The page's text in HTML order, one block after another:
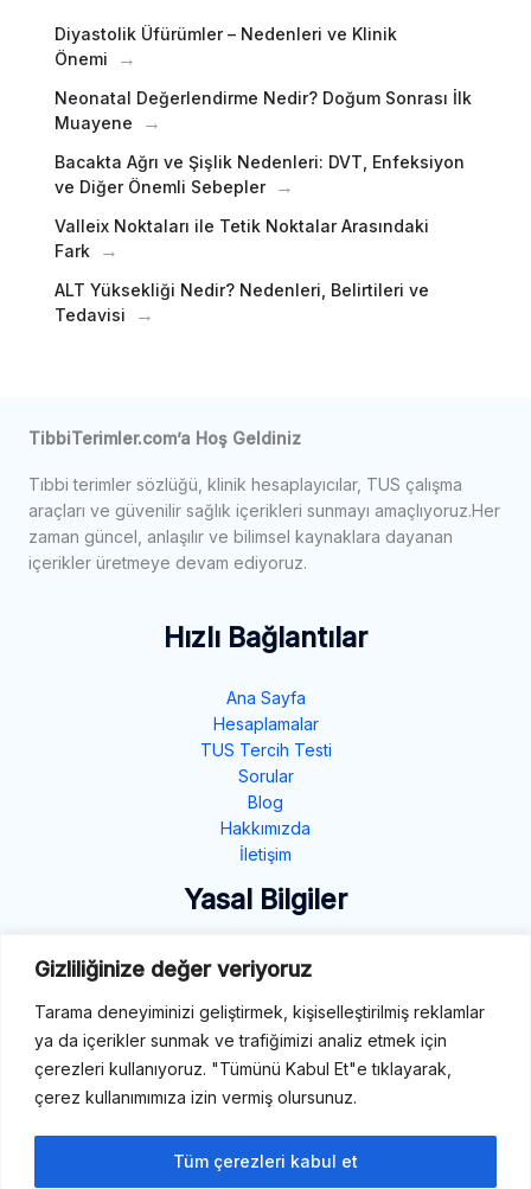
Gizliliğinize değer veriyoruz
Tarama deneyiminizi geliştirmek, kişiselleştirilmiş reklamlar
ya da içerikler sunmak ve trafiğimizi analiz etmek için
çerezleri kullanıyoruz. "Tümünü Kabul Et"e tıklayarak,
çerez kullanımımıza izin vermiş olursunuz.
Tüm çerezleri kabul et
Diyastolik Üfürümler – Nedenleri ve Klinik
Önemi
Neonatal Değerlendirme Nedir? Doğum Sonrası İlk
Muayene
Bacakta Ağrı ve Şişlik Nedenleri: DVT, Enfeksiyon
ve Diğer Önemli Sebepler
Valleix Noktaları ile Tetik Noktalar Arasındaki
Fark
ALT Yüksekliği Nedir? Nedenleri, Belirtileri ve
Tedavisi
TibbiTerimler.com’a Hoş Geldiniz
Tıbbi terimler sözlüğü, klinik hesaplayıcılar, TUS çalışma
araçları ve güvenilir sağlık içerikleri sunmayı amaçlıyoruz.Her
zaman güncel, anlaşılır ve bilimsel kaynaklara dayanan
içerikler üretmeye devam ediyoruz.
Hızlı Bağlantılar
Ana Sayfa
Hesaplamalar
TUS Tercih Testi
Sorular
Blog
Hakkımızda
İletişim
Yasal Bilgiler
Gizlilik Politikası
Çerez Politikası
Şartlar ve Koşullar
İletişim
E-Mail: destek@tibbiterimler.com
LinkedIn